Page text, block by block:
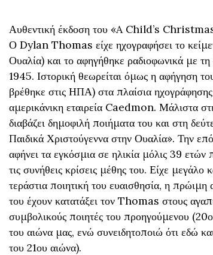
Αυθεντική έκδοση του «A Child’s
Ο Dylan Thomas είχε ηχογραφήσει το
Ουαλία) και το αφηγήθηκε ραδιοφωνικά με τη
1945. Ιστορική θεωρείται όμως η αφήγηση
βρέθηκε στις ΗΠΑ) στα πλαίσια
αμερικάνικη εταιρεία Caedmon. Μάλιστα
διαβάζει δημοφιλή ποιήματα του και στη
Παιδικά Χριστούγεννα στην Ουαλία». Την
αφήνει τα εγκόσμια σε ηλικία μόλις 39
τις συνήθεις κρίσεις μέθης του. Είχε
τεράστια ποιητική του ευαισθησία, η
του έχουν κατατάξει τον Thomas στους
συμβολικούς ποιητές του προηγούμενου
του αιώνα μας, ενώ συνειδητοποιώ ότι εδώ
του 21ου αιώνα).